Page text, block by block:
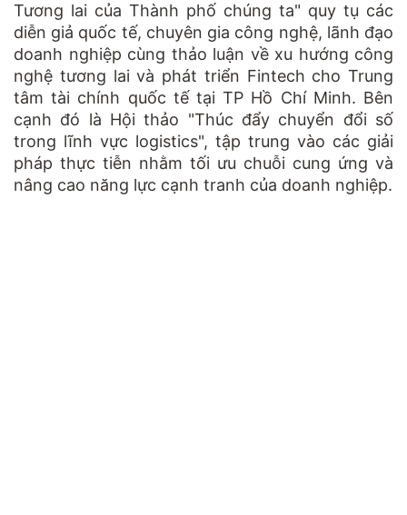
Tương lai của Thành phố chúng ta" quy tụ các
diễn giả quốc tế, chuyên gia công nghệ, lãnh đạo
doanh nghiệp cùng thảo luận về xu hướng công
nghệ tương lai và phát triển Fintech cho Trung
tâm tài chính quốc tế tại TP Hồ Chí Minh. Bên
cạnh đó là Hội thảo "Thúc đẩy chuyển đổi số
trong lĩnh vực logistics", tập trung vào các giải
pháp thực tiễn nhằm tối ưu chuỗi cung ứng và
nâng cao năng lực cạnh tranh của doanh nghiệp.